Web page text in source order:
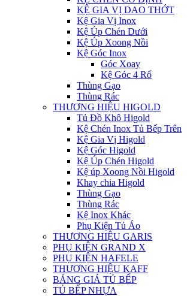
KỆ GIA VỊ DAO THỚT
Kệ Gia Vị Inox
Kệ Úp Chén Dưới
Kệ Úp Xoong Nồi
Kệ Góc Inox
Góc Xoay
Kệ Góc 4 Rổ
Thùng Gạo
Thùng Rác
THƯƠNG HIỆU HIGOLD
Tủ Đồ Khô Higold
Kệ Chén Inox Tủ Bếp Trên
Kệ Gia Vị Higold
Kệ Góc Higold
Kệ Úp Chén Higold
Kệ úp Xoong Nồi Higold
Khay chia Higold
Thùng Gạo
Thùng Rác
Kệ Inox Khác
Phụ Kiện Tủ Áo
THƯƠNG HIỆU GARIS
PHỤ KIỆN GRAND X
PHỤ KIỆN HAFELE
THƯƠNG HIỆU KAFF
BẢNG GIÁ TỦ BẾP
TỦ BẾP NHỰA